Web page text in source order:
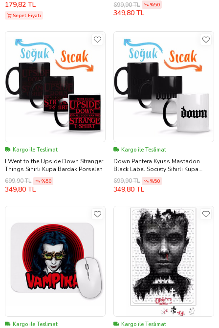
179,82 TL
Sepet Fiyatı
699,90 TL
%50
349,80 TL
Kargo ile Teslimat
I Went to the Upside Down Stranger
Things Sihirli Kupa Bardak Porselen
699,90 TL
%50
349,80 TL
Kargo ile Teslimat
Down Pantera Kyuss Mastadon
Black Label Society Sihirli Kupa
Bardak Porselen
699,90 TL %50
349,80 TL
Kargo ile Teslimat Kargo ile Teslimat